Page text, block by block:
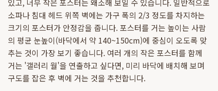
있고, 너무 작은 포스터는 왜소해 보일 수 있습니다. 일반적으로
소파나 침대 헤드 위쪽 벽에는 가구 폭의 2/3 정도를 차지하는
크기의 포스터가 안정감을 줍니다. 포스터를 거는 높이는 사람
의 평균 눈높이(바닥에서 약 140~150cm)에 중심이 오도록 맞
추는 것이 가장 보기 좋습니다. 여러 개의 작은 포스터를 함께
거는 '갤러리 월'을 연출하고 싶다면, 미리 바닥에 배치해 보며
구도를 잡은 후 벽에 거는 것을 추천합니다.